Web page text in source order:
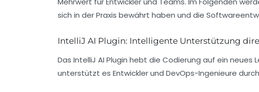
sich in der Praxis bewährt haben und die
IntelliJ AI Plugin: Intelligente Unterstützung
Das IntelliJ AI Plugin hebt die Codierung auf ein neues
unterstützt es Entwickler und DevOps-Ingenieure